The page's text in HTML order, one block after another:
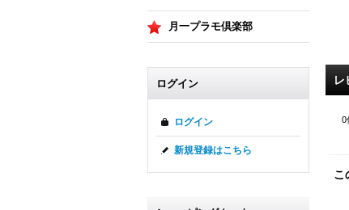
月一プラモ倶楽部
ログイン
ログイン
新規登録はこちら
レ
0
こ